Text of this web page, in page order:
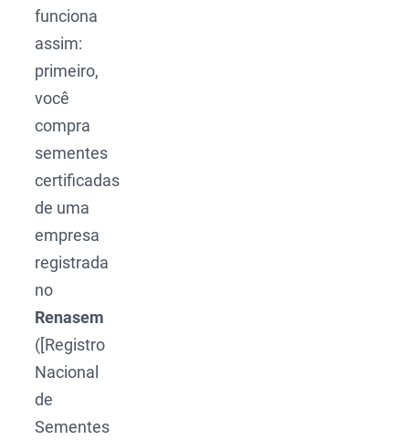
funciona
assim:
primeiro,
você
compra
sementes
certificadas
de uma
empresa
registrada
no
Renasem
([Registro
Nacional
de
Sementes